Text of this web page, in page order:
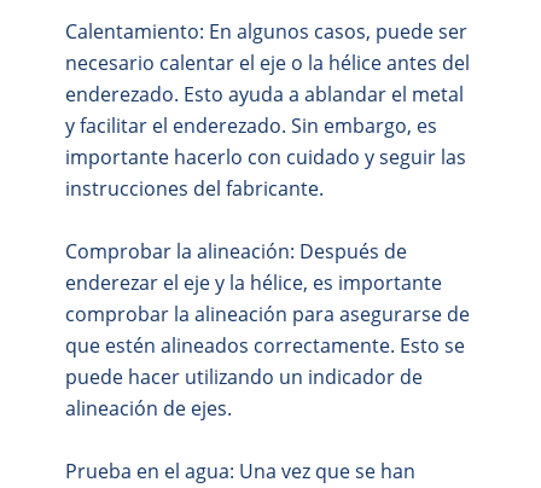
Calentamiento: En algunos casos, puede ser
necesario calentar el eje o la hélice antes del
enderezado. Esto ayuda a ablandar el metal
y facilitar el enderezado. Sin embargo, es
importante hacerlo con cuidado y seguir las
instrucciones del fabricante.
Comprobar la alineación: Después de
enderezar el eje y la hélice, es importante
comprobar la alineación para asegurarse de
que estén alineados correctamente. Esto se
puede hacer utilizando un indicador de
alineación de ejes.
Prueba en el agua: Una vez que se han